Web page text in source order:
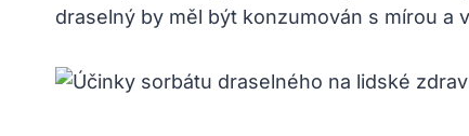
draselný by měl být konzumován s mírou a